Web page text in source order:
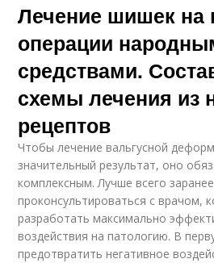
Лечение шишек на
операции
средствами.
схемы лечения из
рецептов
Чтобы лечение вальгусной
значительный результат, оно
комплексным. Лучше всего заранее
проконсультироваться с врачом,
разработать максимально
воздействия на патологию. В
предотвратить негативное